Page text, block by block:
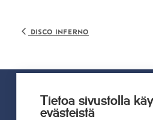
Disco Inferno
Tietoa sivustolla
evästeistä